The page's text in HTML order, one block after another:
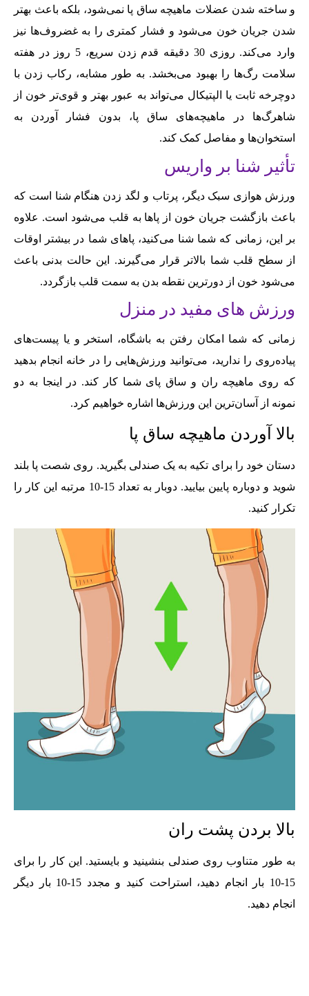
و ساخته شدن عضلات ماهیچه ساق پا نمی‌‌شود، بلکه باعث بهتر
شدن جریان خون می‌‌شود و فشار کمتری را به غضروف‌‌ها نیز
وارد می‌‌کند. روزی 30 دقیقه قدم زدن سریع، 5 روز در هفته
سلامت رگ‌‌ها را بهبود می‌‌بخشد. به طور مشابه، رکاب زدن با
دوچرخه ثابت یا الپتیکال می‌‌تواند به عبور بهتر و قوی‌‌تر خون از
شاهرگ‌‌ها در ماهیچه‌‌های ساق پا، بدون فشار آوردن به
استخوان‌‌ها و مفاصل کمک کند.
تأثیر شنا بر واریس
ورزش هوازی سبک دیگر، پرتاب و لگد زدن هنگام شنا است که
باعث بازگشت جریان خون از پاها به قلب می‌‌شود است. علاوه
بر این، زمانی که شما شنا می‌‌کنید، پاهای شما در بیشتر اوقات
از سطح قلب شما بالاتر قرار می‌‌گیرند. این حالت بدنی باعث
می‌‌شود خون از دور‌‌ترین نقطه بدن به سمت قلب باز‌‌گردد.
ورزش‌‌ های مفید در منزل
زمانی که شما امکان رفتن به باشگاه، استخر و یا پیست‌‌های
پیاده‌‌روی را ندارید، می‌‌توانید ورزش‌‌هایی را در خانه انجام بدهید
که روی ماهیچه ران و ساق پا‌‌ی شما کار کند. در اینجا به دو
نمونه از آسان‌‌ترین این ورزش‌‌ها اشاره خواهیم کرد.
بالا آوردن ماهیچه ساق پا
دستان خود را برای تکیه به یک صندلی بگیرید. روی شصت پا بلند
شوید و دوباره پایین بیایید. دوبار به تعداد 15-10 مرتبه این کار را
تکرار کنید.
بالا بردن پشت ران
به طور متناوب روی صندلی بنشینید و بایستید. این کار را برای
15-10 بار انجام دهید، استراحت کنید و مجدد 15-10 بار دیگر
انجام دهید.